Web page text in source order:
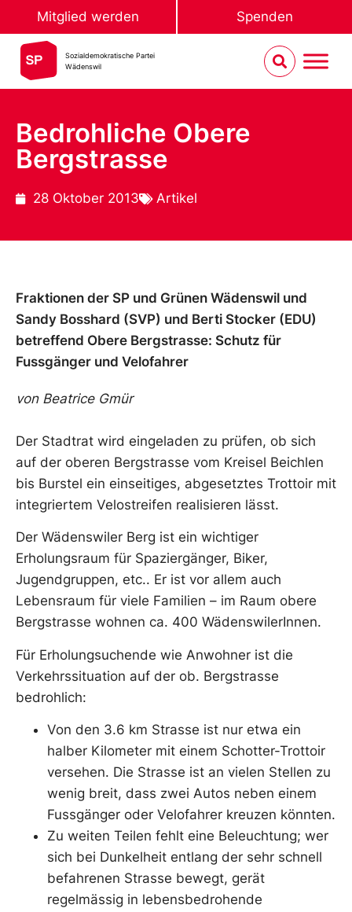
Mitglied werden Spenden
Sozialdemokratische Partei
Wädenswil
Bedrohliche Obere
Bergstrasse
28 Oktober 2013 Artikel
Fraktionen der SP und Grünen Wädenswil und
Sandy Bosshard (SVP) und Berti Stocker (EDU)
betreffend Obere Bergstrasse: Schutz für
Fussgänger und Velofahrer
von Beatrice Gmür
Der Stadtrat wird eingeladen zu prüfen, ob sich
auf der oberen Bergstrasse vom Kreisel Beichlen
bis Burstel ein einseitiges, abgesetztes Trottoir mit
integriertem Velostreifen realisieren lässt.
Der Wädenswiler Berg ist ein wichtiger
Erholungsraum für Spaziergänger, Biker,
Jugendgruppen, etc.. Er ist vor allem auch
Lebensraum für viele Familien – im Raum obere
Bergstrasse wohnen ca. 400 WädenswilerInnen.
Für Erholungsuchende wie Anwohner ist die
Verkehrssituation auf der ob. Bergstrasse
bedrohlich:
Von den 3.6 km Strasse ist nur etwa ein
halber Kilometer mit einem Schotter-Trottoir
versehen. Die Strasse ist an vielen Stellen zu
wenig breit, dass zwei Autos neben einem
Fussgänger oder Velofahrer kreuzen könnten.
Zu weiten Teilen fehlt eine Beleuchtung; wer
sich bei Dunkelheit entlang der sehr schnell
befahrenen Strasse bewegt, gerät
regelmässig in lebensbedrohende